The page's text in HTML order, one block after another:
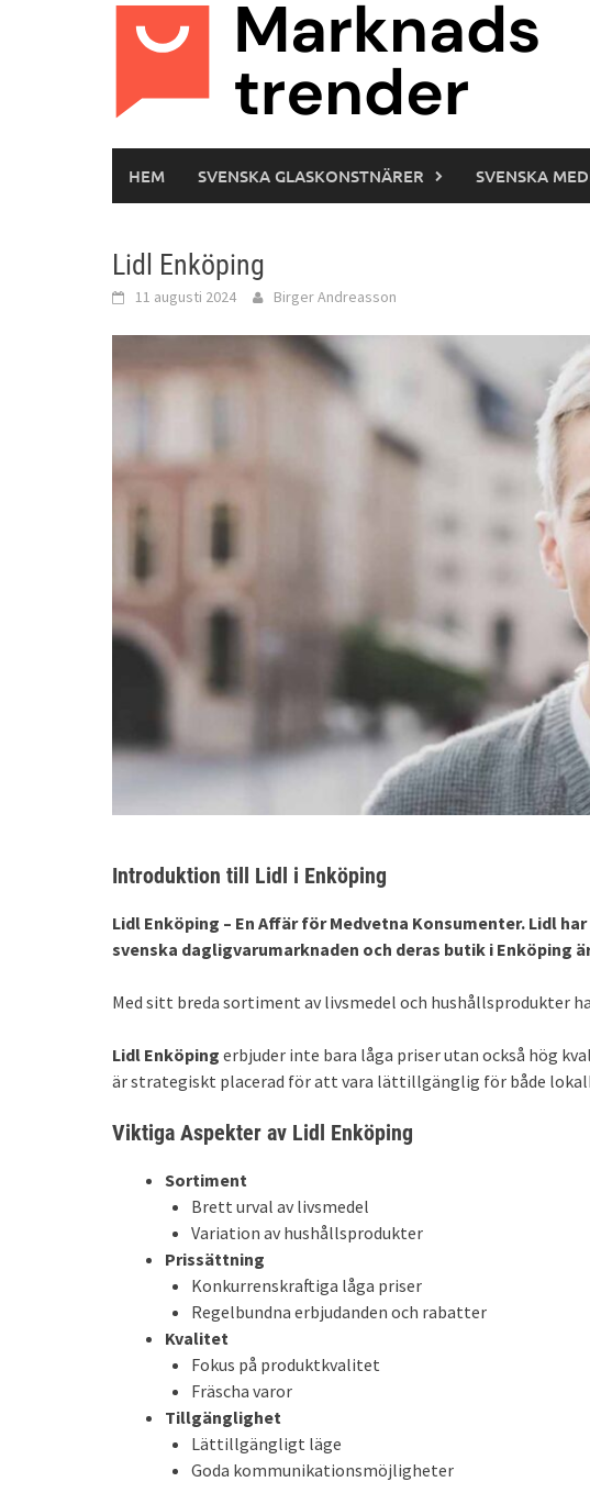
HEM SVENSKA GLASKONSTNÄRER SVENSKA
Lidl Enköping
11 augusti 2024 Birger Andreasson
Introduktion till Lidl i Enköping
Lidl Enköping – En Affär för Medvetna Konsumenter. Lidl
svenska dagligvarumarknaden och deras butik i Enköping
Med sitt breda sortiment av livsmedel och hushållsprodukter
Lidl Enköping erbjuder inte bara låga priser utan också hög
är strategiskt placerad för att vara lättillgänglig för både
Viktiga Aspekter av Lidl Enköping
Sortiment
Brett urval av livsmedel
Variation av hushållsprodukter
Prissättning
Konkurrenskraftiga låga priser
Regelbundna erbjudanden och rabatter
Kvalitet
Fokus på produktkvalitet
Fräscha varor
Tillgänglighet
Lättillgängligt läge
Goda kommunikationsmöjligheter